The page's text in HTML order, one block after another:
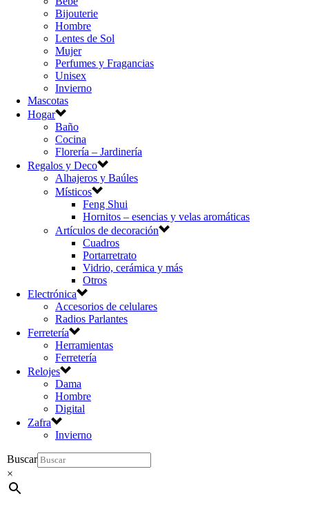
Bijouterie
Hombre
Lentes de Sol
Mujer
Perfumes y Fragancias
Unisex
Invierno
Mascotas
Hogar
Baño
Cocina
Florería – Jardinería
Regalos y Deco
Alhajeros y Baúles
Místicos
Feng Shui
Hornitos – esencias y velas aromáticas
Artículos de decoración
Cuadros
Portarretrato
Vidrio, cerámica y más
Otros
Electrónica
Accesorios de celulares
Radios Parlantes
Ferretería
Herramientas
Ferretería
Relojes
Dama
Hombre
Digital
Zafra
Invierno
Buscar
×